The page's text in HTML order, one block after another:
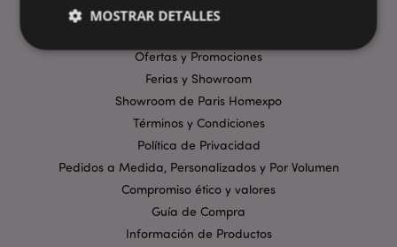
Visita Virtual al Showroom
Ofertas y Promociones
Ferias y Showroom
Showroom de Paris Homexpo
Términos y Condiciones
Política de Privacidad
Pedidos a Medida, Personalizados y Por Volumen
Compromiso ético y valores
Guía de Compra
Información de Productos
MOSTRAR DETALLES
Estrictamente necesarias
Rendimiento
Funcionalidad
Las cookies estrictamente necesarias permiten la
sesión del usuario y la gestión de la cuenta. El sitio
web no puede funcionar correctamente sin las
cookies estrictamente necesarias.